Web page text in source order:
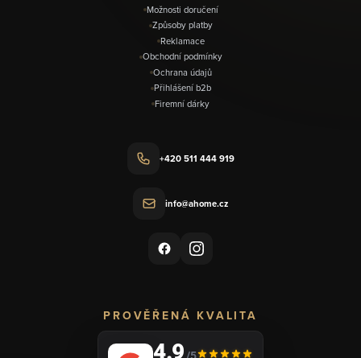
Možnosti doručení
Způsoby platby
Reklamace
Obchodní podmínky
Ochrana údajů
Přihlášení b2b
Firemní dárky
+420 511 444 919
info@ahome.cz
PROVĚŘENÁ KVALITA
4.9